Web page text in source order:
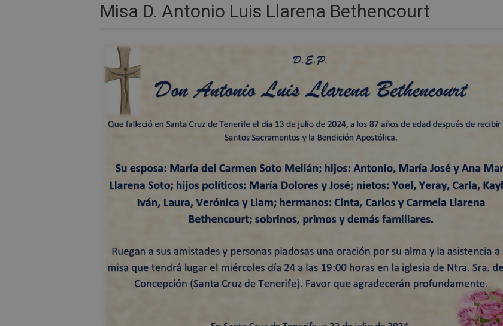
Misa D. Antonio Luis Llarena Bethencourt